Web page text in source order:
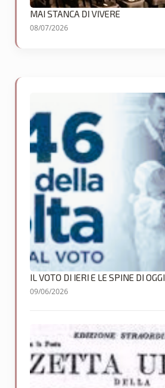
MAI STANCA DI VIVERE
08/07/2026
IL VOTO DI IERI E LE SPINE DI OGGI
09/06/2026